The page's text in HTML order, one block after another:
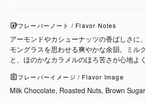
フレーバーノート / Flavor Notes
アーモンドやカシューナッツの香ばしさに
モングラスを思わせる爽やかな余韻。ミル
と、ほのかなカラメルのほろ苦さが心地よ
フレーバーイメージ / Flavor Image
Milk Chocolate, Roasted Nuts, Brown